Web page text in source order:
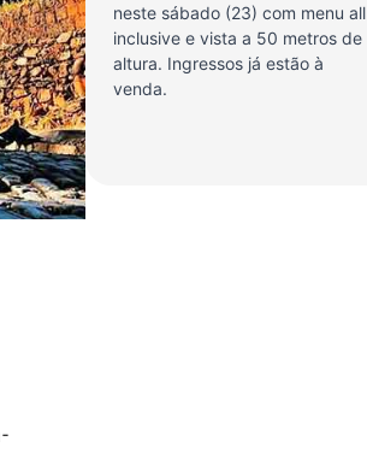
neste sábado (23) com menu all
inclusive e vista a 50 metros de
altura. Ingressos já estão à
venda.